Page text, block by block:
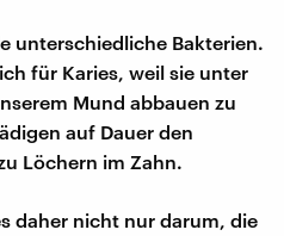
unterschiedliche Bakterien.
für Karies, weil sie unter
Mund abbauen zu
auf Dauer den
Löchern im Zahn.
daher nicht nur darum, die